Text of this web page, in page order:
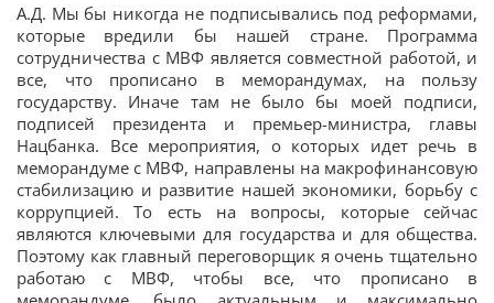
А.Д. Мы бы никогда не подписывались под реформами,
которые вредили бы нашей стране. Программа
сотрудничества с МВФ является совместной работой, и
все, что прописано в меморандумах, на пользу
государству. Иначе там не было бы моей подписи,
подписей президента и премьер-министра, главы
Нацбанка. Все мероприятия, о которых идет речь в
меморандуме с МВФ, направлены на макрофинансовую
стабилизацию и развитие нашей экономики, борьбу с
коррупцией. То есть на вопросы, которые сейчас
являются ключевыми для государства и для общества.
Поэтому как главный переговорщик я очень тщательно
работаю с МВФ, чтобы все, что прописано в